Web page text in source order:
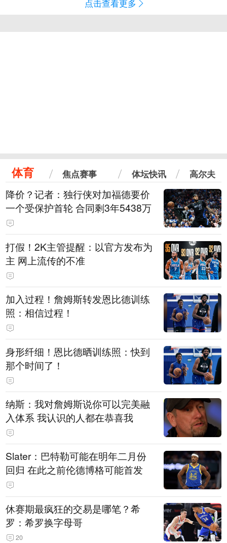
点击查看更多
体育 焦点赛事 体坛快讯 高尔夫
降价？记者：独行侠对加福德要价
一个受保护首轮 合同剩3年5438万
打假！2K主管提醒：以官方发布为
主 网上流传的不准
加入过程！詹姆斯转发恩比德训练
照：相信过程！
身形纤细！恩比德晒训练照：快到
那个时间了！
纳斯：我对詹姆斯说你可以完美融
入体系 我认识的人都在恭喜我
Slater：巴特勒可能在明年二月份
回归 在此之前伦德博格可能首发
休赛期最疯狂的交易是哪笔？希
罗：希罗换字母哥
20